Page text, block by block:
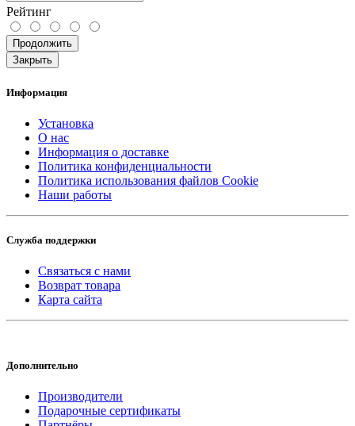
Рейтинг
Продолжить
Закрыть
Информация
Установка
О нас
Информация о доставке
Политика конфиденциальности
Политика использования файлов Cookie
Наши работы
Служба поддержки
Связаться с нами
Возврат товара
Карта сайта
Дополнительно
Производители
Подарочные сертификаты